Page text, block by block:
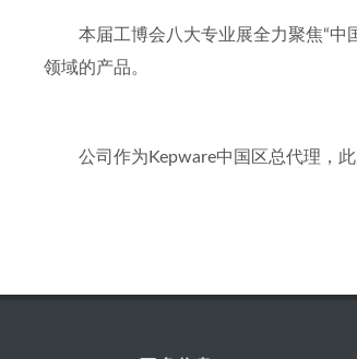
本届工博会八大专业展全力聚焦“
领域的产品。
公司作为Kepware中国区总代理，